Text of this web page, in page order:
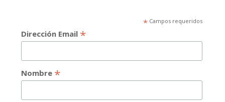
*Campos requeridos
Dirección Email *
Nombre *